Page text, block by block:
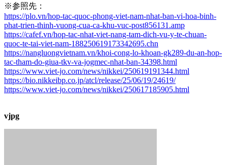
※参照先：
https://plo.vn/hop-tac-quoc-phong-viet-nam-nhat-ban-vi-hoa-binh-
phat-trien-thinh-vuong-cua-ca-khu-vuc-post856131.amp
https://cafef.vn/hop-tac-nhat-viet-nang-tam-dich-vu-y-te-chuan-
quoc-te-tai-viet-nam-188250619173342695.chn
https://nangluongvietnam.vn/khoi-cong-lo-khoan-gk289-du-an-hop-
tac-tham-do-giua-tkv-va-jogmec-nhat-ban-34398.html
https://www.viet-jo.com/news/nikkei/250619191344.html
https://bio.nikkeibp.co.jp/atcl/release/25/06/19/24619/
https://www.viet-jo.com/news/nikkei/250617185905.html
vjpg